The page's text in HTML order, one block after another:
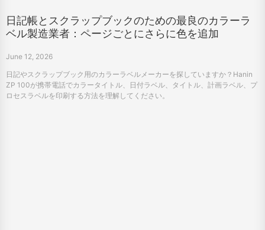
日記帳とスクラップブックのための最良のカラーラ
ベル製造業者：ページごとにさらに色を追加
June 12, 2026
日記やスクラップブック用のカラーラベルメーカーを探していますか？Hanin
ZP 100が携帯電話でカラータイトル、日付ラベル、タイトル、計画ラベル、プ
ロセスラベルを印刷する方法を理解してください。